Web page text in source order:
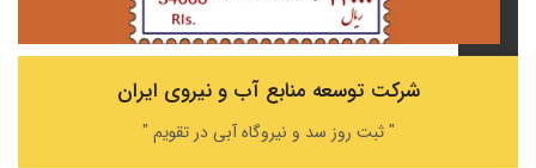
شرکت توسعه منابع آب و نیروی ایران
" ثبت روز سد و نیروگاه آبی در تقویم "